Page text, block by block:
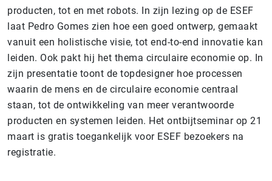
producten, tot en met robots. In zijn lezing op de ESEF
laat Pedro Gomes zien hoe een goed ontwerp, gemaakt
vanuit een holistische visie, tot end-to-end innovatie kan
leiden. Ook pakt hij het thema circulaire economie op. In
zijn presentatie toont de topdesigner hoe processen
waarin de mens en de circulaire economie centraal
staan, tot de ontwikkeling van meer verantwoorde
producten en systemen leiden. Het ontbijtseminar op 21
maart is gratis toegankelijk voor ESEF bezoekers na
registratie.